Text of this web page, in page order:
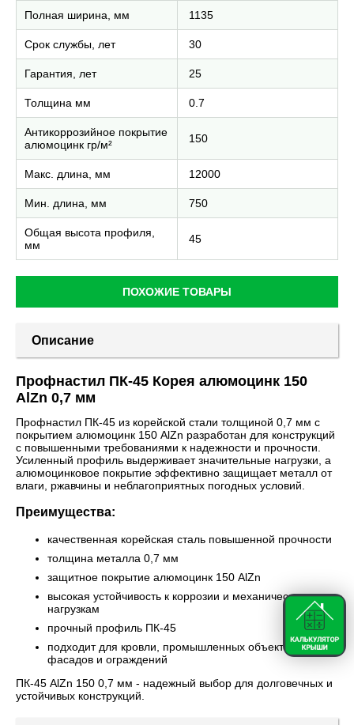
Полная ширина, мм 1135
Срок службы, лет 30
Гарантия, лет 25
Толщина мм 0.7
Антикоррозийное покрытие
алюмоцинк гр/м²
150
Макс. длина, мм 12000
Мин. длина, мм 750
Общая высота профиля,
мм
45
ПОХОЖИЕ ТОВАРЫ
Описание
Профнастил ПК-45 Корея алюмоцинк 150
AlZn 0,7 мм
Профнастил ПК-45 из корейской стали толщиной 0,7 мм с
покрытием алюмоцинк 150 AlZn разработан для конструкций
с повышенными требованиями к надежности и прочности.
Усиленный профиль выдерживает значительные нагрузки, а
алюмоцинковое покрытие эффективно защищает металл от
влаги, ржавчины и неблагоприятных погодных условий.
Преимущества:
качественная корейская сталь повышенной прочности
толщина металла 0,7 мм
защитное покрытие алюмоцинк 150 AlZn
высокая устойчивость к коррозии и механическим
нагрузкам
прочный профиль ПК-45
подходит для кровли, промышленных объектов,
фасадов и ограждений
ПК-45 AlZn 150 0,7 мм - надежный выбор для долговечных и
устойчивых конструкций.